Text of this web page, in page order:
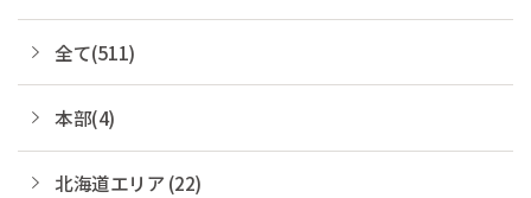
全て(511)
本部(4)
北海道エリア (22)